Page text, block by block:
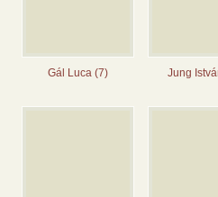
Gál Luca (7) Jung